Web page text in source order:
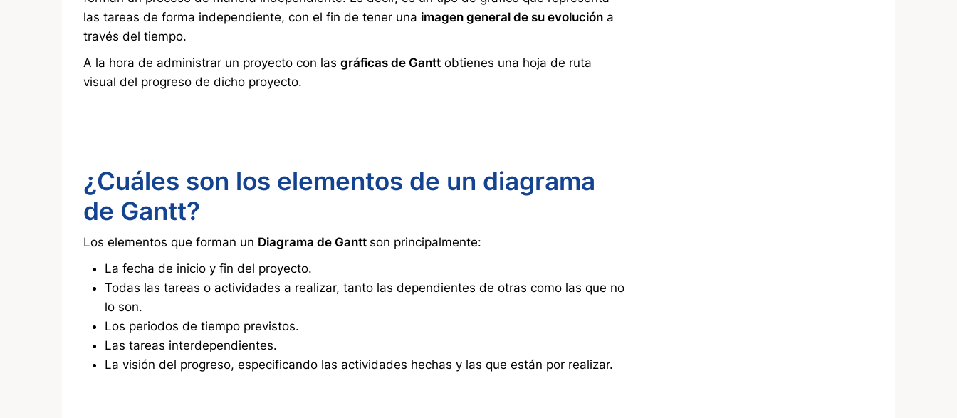
las tareas de forma independiente, con el fin de tener una imagen general de su evolución a
través del tiempo.
A la hora de administrar un proyecto con las gráficas de Gantt obtienes una hoja de ruta
visual del progreso de dicho proyecto.
¿Cuáles son los elementos de un diagrama
de Gantt?
Los elementos que forman un Diagrama de Gantt son principalmente:
La fecha de inicio y fin del proyecto.
Todas las tareas o actividades a realizar, tanto las dependientes de otras como las que no
lo son.
Los periodos de tiempo previstos.
Las tareas interdependientes.
La visión del progreso, especificando las actividades hechas y las que están por realizar.